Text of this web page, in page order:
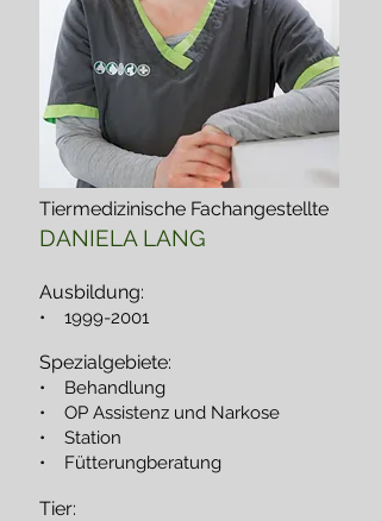
Tiermedizinische Fachangestellte
DANIELA LANG
Ausbildung:
• 1999-2001
Spezialgebiete:
• Behandlung
• OP Assistenz und Narkose
• Station
• Fütterungberatung
Tier: